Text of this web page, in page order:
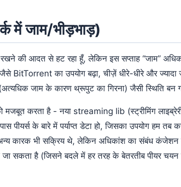
में जाम/भीड़भाड़)
की आदत से हट रहा हूँ, लेकिन इस सप्ताह “जाम”
BitTorrent का उपयोग बढ़ा, चीज़ें धीरे-धीरे और ज्यादा
जाम के कारण थ्रूपुट का गिरना) जैसी स्थिति बन
मजबूत करता है - नया streaming lib (स्ट्रीमिंग
पीयर्स के बारे में पर्याप्त डेटा हो, जिसका उपयोग हम तब
कारक भी सक्रिय थे, लेकिन अधिकांश का संबंध कंजेशन
सकता है (जिसने बदले में हर तरह के बेतरतीब पीयर चयन